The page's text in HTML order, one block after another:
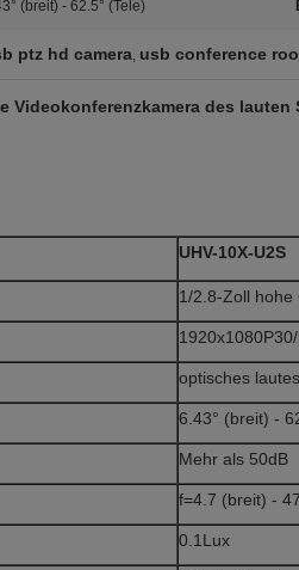
(breit) - 62.5° (Tele)
ptz hd camera, usb conference
Videokonferenzkamera des lauten
UHV-10X-U2S
1/2.8-Zoll hohe
optisches
6.43° (breit) -
Mehr als 50dB
f=4.7 (breit) -
0.1Lux